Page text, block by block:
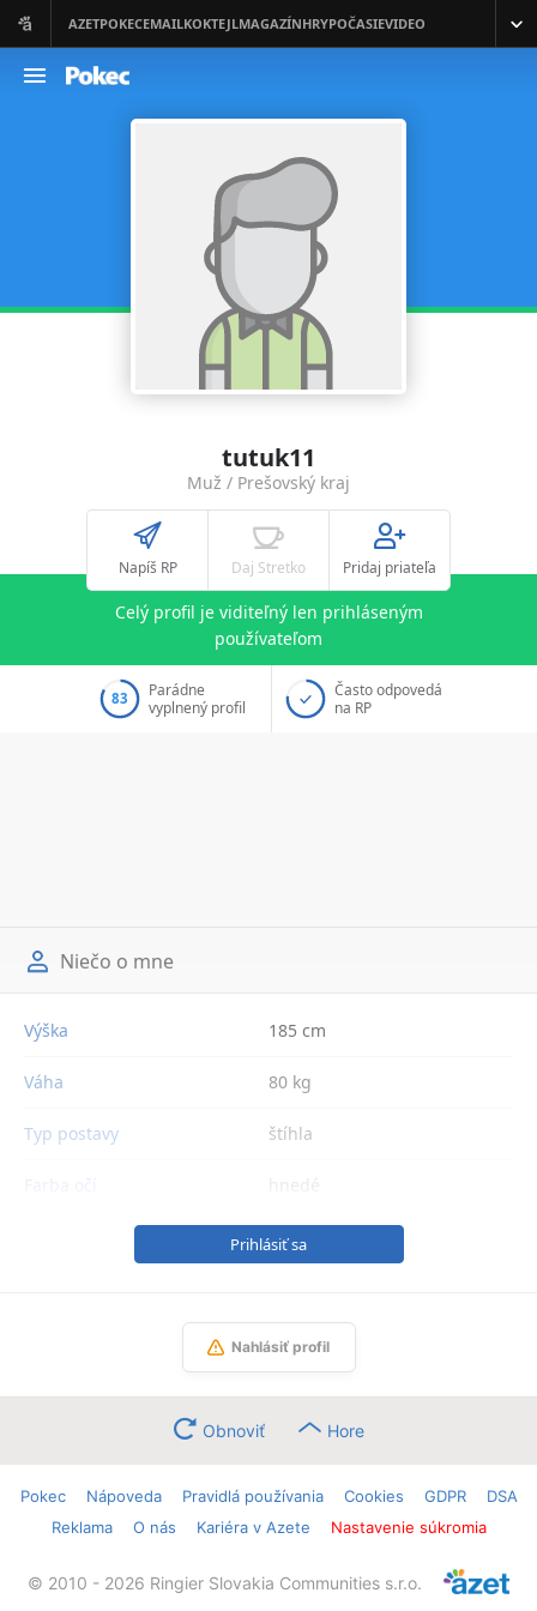
tutuk11
Muž / Prešovský kraj
Napíš RP Daj Stretko Pridaj priateľa
Celý profil je viditeľný len prihláseným
používateľom
83
Parádne
vyplnený profil
Často odpovedá
na RP
Niečo o mne
Výška 185 cm
Váha 80 kg
Typ postavy štíhla
hnedé
Prihlásiť sa
Nahlásiť profil
Obnoviť Hore
Pokec Nápoveda Pravidlá používania Cookies GDPR
DSA
Reklama
O nás Kariéra v Azete Nastavenie súkromia
© 2010 - 2026 Ringier Slovakia Communities s.r.o.